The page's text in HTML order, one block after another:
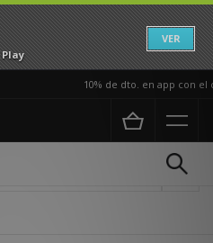
Play
VER
10% de dto. en app con el